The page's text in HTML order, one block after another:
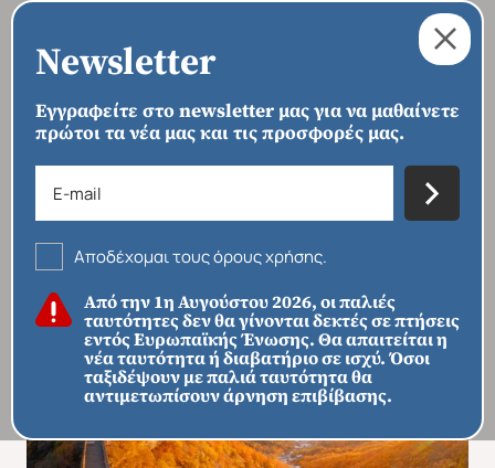
Newsletter
Εγγραφείτε στο newsletter μας για να μαθαίνετε
πρώτοι τα νέα μας και τις προσφορές μας.
Αποδέχομαι τους όρους χρήσης.
Από την 1η Αυγούστου 2026, οι παλιές
ταυτότητες δεν θα γίνονται δεκτές σε πτήσεις
εντός Ευρωπαϊκής Ένωσης. Θα απαιτείται η
νέα ταυτότητα ή διαβατήριο σε ισχύ. Όσοι
ταξιδέψουν με παλιά ταυτότητα θα
αντιμετωπίσουν άρνηση επιβίβασης.
ΑΡΧΙΚΗ › ΠΡΟΟΡΙΣΜΟΙ › ΑΣΊΑ › ΑΝΑΤΟΛΙΚΉ ΑΣΊΑ
ΑΝΑΤΟΛΙΚΉ ΚΊΝΑ
Ανακαλύπτοντας την Κίνα: Από τη
Σανγκάη στο Ξιάν και στην
Απαγορευμένη Πόλη